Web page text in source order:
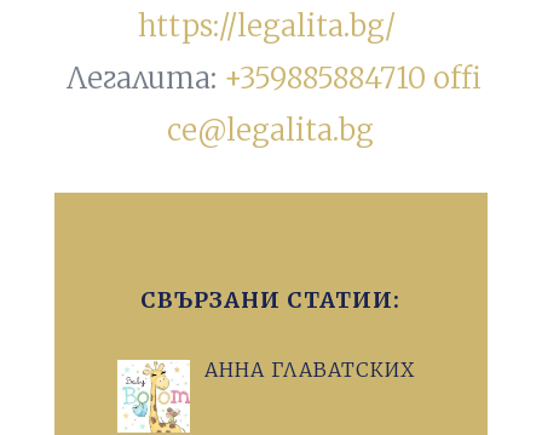
https://legalita.bg/
Легалита: +359885884710 offi
ce@legalita.bg
СВЪРЗАНИ СТАТИИ:
АННА ГЛАВАТСКИХ